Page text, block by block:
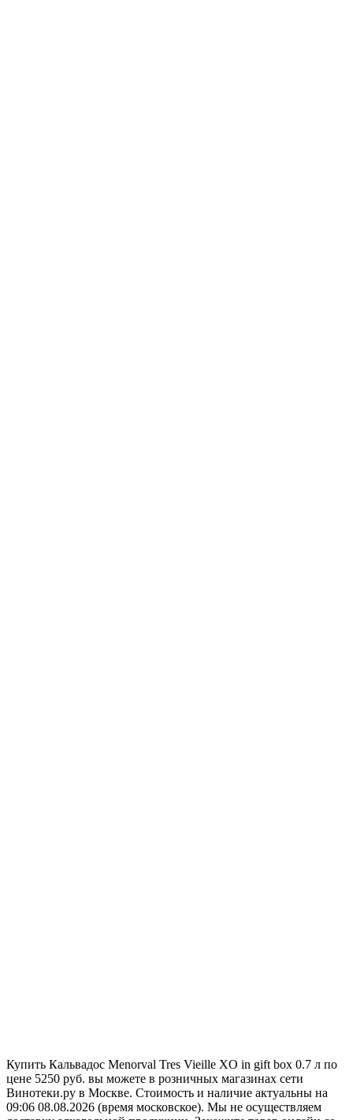
Купить Кальвадос Menorval Tres Vieille XO in gift box 0.7 л по
цене 5250 руб. вы можете в розничных магазинах сети
Винотеки.ру в Москве. Стоимость и наличие актуальны на
09:06 08.08.2026 (время московское). Мы не осуществляем